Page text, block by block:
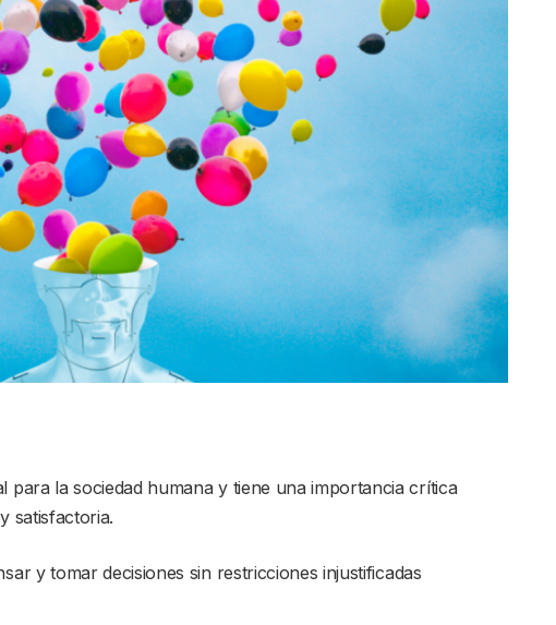
para la sociedad humana y tiene una importancia crítica
satisfactoria.
y tomar decisiones sin restricciones injustificadas